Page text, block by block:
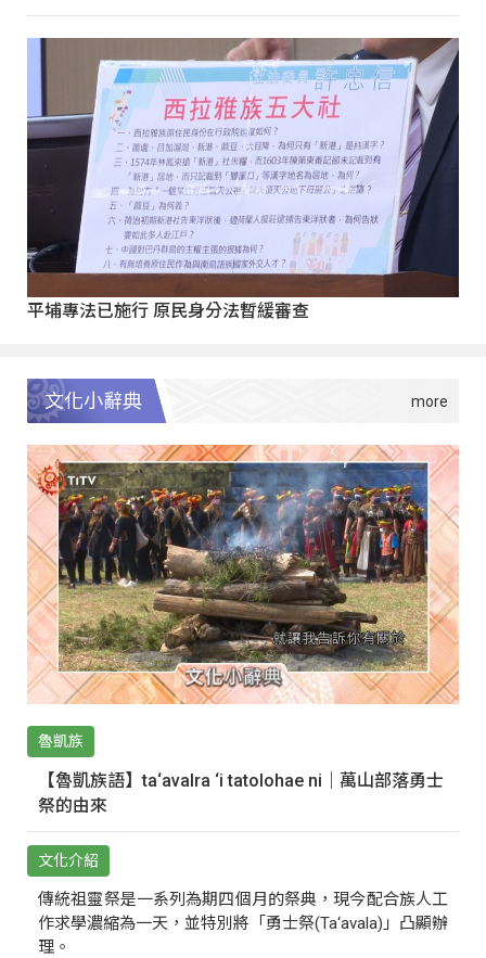
平埔專法已施行 原民身分法暫緩審查
文化小辭典
魯凱族
【魯凱族語】ta‘avalra ‘i tatolohae ni｜萬山部落勇士
祭的由來
文化介紹
傳統祖靈祭是一系列為期四個月的祭典，現今配合族人工
作求學濃縮為一天，並特別將「勇士祭(Ta‘avala)」凸顯辦
理。